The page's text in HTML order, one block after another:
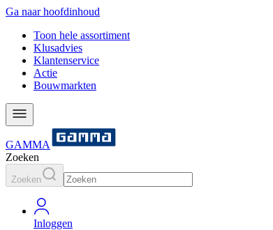
Ga naar hoofdinhoud
Toon hele assortiment
Klusadvies
Klantenservice
Actie
Bouwmarkten
GAMMA
Zoeken
Zoeken
Inloggen